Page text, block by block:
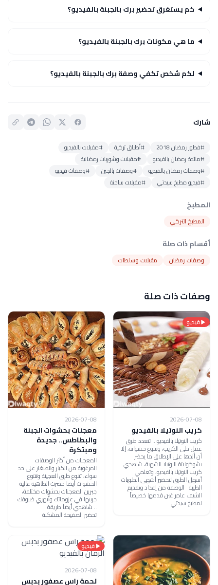
كم يستغرق تحضير برك بالجبنة بالفيديو؟
ما هي مكونات برك بالجبنة بالفيديو؟
لكم شخص تكفي وصفة برك بالجبنة بالفيديو؟
شارك
#فطور رمضان 2018 #أطباق تركية
#مقبلات بالفيديو
#مائدة رمضان بالفيديو
#مقبلات وشوربات رمضانية
#وصفات رمضان بالفيديو
#وصفات بالجبن
#وصفات فيديو
#فيديو مطبخ سيدتي
#مقبلات ساخنة
المطبخ
المطبخ التركي
أقسام ذات صلة
وصفات رمضان مقبلات وسلطات
وصفات ذات صلة
فيديو
2026-07-08
كريب النوتيلا بالفيديو
كريب النوتيلا بالفيديو .. تتعدد طرق
عمل حلى الكريب، وتتنوع حشواته، إلا
أن ألذها على الإطلاق ما يحضر
بشوكولاتة النوتيلا الشهية، شاهدي
كريب النوتيلا بالفيديو، وتعلمي
أسهل الطرق لتحضير أشهى الحلويات
الطيبة الوصفة من إعداد وتقديم
الشيف عامر غبن قدمها خصيصاً
لمطبخ سيدتي
2026-07-08
معجنات بحشوات الجبنة
والبطاطس.. جديدة
ومبتكرة
المعجنات من أكثر الوصفات
المرغوبة من الكبار والصغار على حد
سواء، تتنوع طرق العجينة وتتنوع
الحشوات أيضا حضرت الطاهية عالية
جبرين المعجنات بحشوات مختلفة،
جربيها في عزوماتك وأبهري ضيوفك
.. شاهدي أيضاً طريقة
تحضير الصفيحة المشكلة
فيديو
2026-07-08
لحمة راس عصفور بدبس